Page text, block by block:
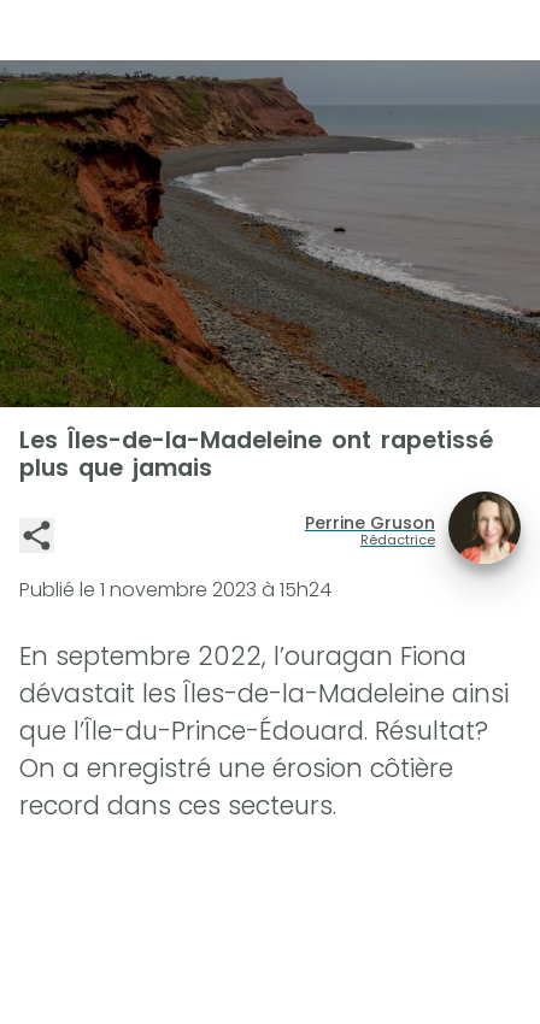
Les Îles-de-la-Madeleine ont rapetissé
plus que jamais
Perrine Gruson
Rédactrice
Publié le 1 novembre 2023 à 15h24
En septembre 2022, l’ouragan Fiona
dévastait les Îles-de-la-Madeleine ainsi
que l’Île-du-Prince-Édouard. Résultat?
On a enregistré une érosion côtière
record dans ces secteurs.